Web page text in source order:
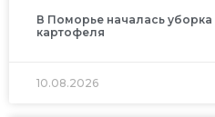
В Поморье началась
картофеля
10.08.2026